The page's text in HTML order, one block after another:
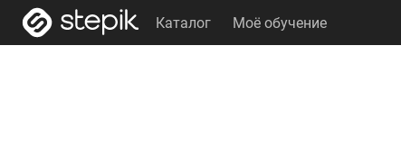
Каталог Моё обучение